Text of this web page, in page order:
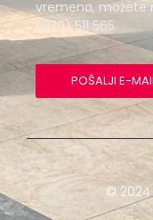
vremena, možete
(030) 511 565
POŠALJI E-
©